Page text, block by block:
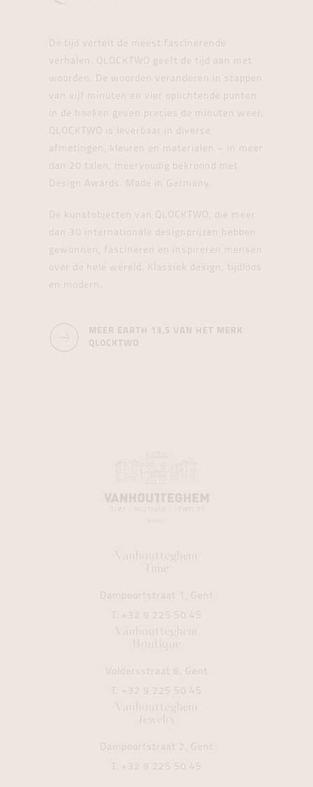
De tijd vertelt de meest fascinerende
verhalen. QLOCKTWO geeft de tijd aan met
woorden. De woorden veranderen in stappen
van vijf minuten en vier oplichtende punten
in de hoeken geven precies de minuten weer.
QLOCKTWO is leverbaar in diverse
afmetingen, kleuren en materialen – in meer
dan 20 talen, meervoudig bekroond met
Design Awards. Made in Germany.
De kunstobjecten van QLOCKTWO, die meer
dan 30 internationale designprijzen hebben
gewonnen, fascineren en inspireren mensen
over de hele wereld. Klassiek design, tijdloos
en modern.
MEER EARTH 13,5 VAN HET MERK
QLOCKTWO
Vanhoutteghem
Time
Dampoortstraat 1, Gent
T. +32 9 225 50 45
Vanhoutteghem
Boutique
Voldersstraat 6, Gent
T. +32 9 225 50 45
Vanhoutteghem
Jewelry
Dampoortstraat 2, Gent
T. +32 9 225 50 45